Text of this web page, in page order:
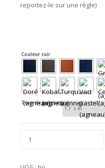
reportez-le sur une règle)
Couleur cuir
Tour de poignet